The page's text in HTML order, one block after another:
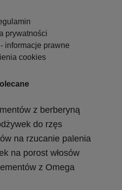
prywatności
informacje prawne
cookies
z berberyną
do rzęs
na rzucanie palenia
na porost włosów
z Omega